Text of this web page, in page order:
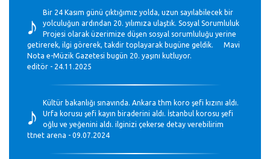
♪
Bir 24 Kasım günü çıktığımız yolda, uzun sayılabilecek bir
yolculuğun ardından 20. yılımıza ulaştık. Sosyal Sorumluluk
Projesi olarak üzerimize düşen sosyal sorumluluğu yerine
getirerek, ilgi görerek, takdir toplayarak bugüne geldik. Mavi
Nota e-Müzik Gazetesi bugün 20. yaşını kutluyor.
editör - 24.11.2025
♪
Kültür bakanlığı sınavında. Ankara thm koro şefi kızını aldı.
Urfa korusu şefi kayın biraderini aldı. İstanbul korosu şefi
oğlu ve yeğenini aldı. ilginizi çekerse detay verebilirim
ttnet arena - 09.07.2024